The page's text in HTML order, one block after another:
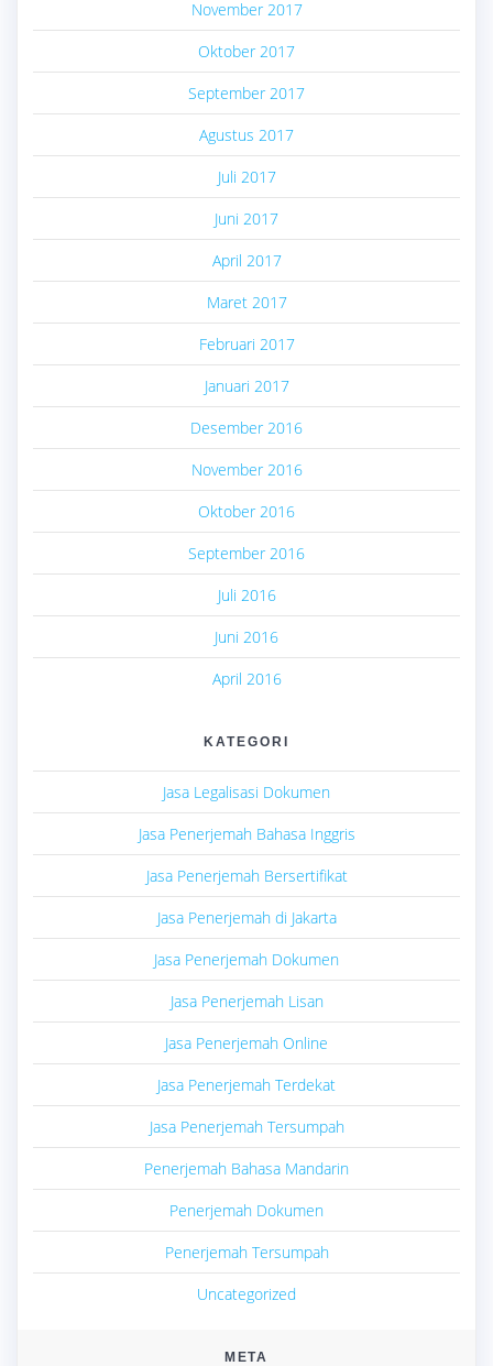
November 2017
Oktober 2017
September 2017
Agustus 2017
Juli 2017
Juni 2017
April 2017
Maret 2017
Februari 2017
Januari 2017
Desember 2016
November 2016
Oktober 2016
September 2016
Juli 2016
Juni 2016
April 2016
KATEGORI
Jasa Legalisasi Dokumen
Jasa Penerjemah Bahasa Inggris
Jasa Penerjemah Bersertifikat
Jasa Penerjemah di Jakarta
Jasa Penerjemah Dokumen
Jasa Penerjemah Lisan
Jasa Penerjemah Online
Jasa Penerjemah Terdekat
Jasa Penerjemah Tersumpah
Penerjemah Bahasa Mandarin
Penerjemah Dokumen
Penerjemah Tersumpah
Uncategorized
META